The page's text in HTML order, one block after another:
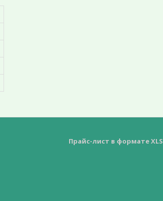
Прайс-лист в формате XLS